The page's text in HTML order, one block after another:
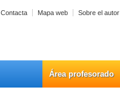
Contacta Mapa web Sobre el autor
Área profesorado